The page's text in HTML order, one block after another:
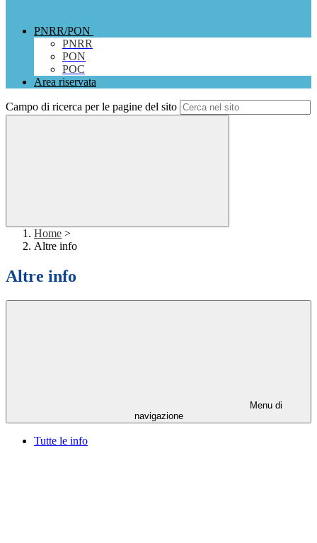
PNRR/PON
PNRR
PON
POC
Area riservata
Campo di ricerca per le pagine del sito
Home >
Altre info
Altre info
Menu di
navigazione
Tutte le info